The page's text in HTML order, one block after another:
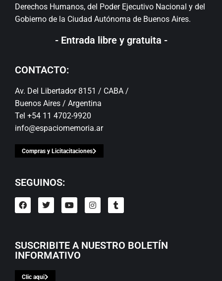
Derechos Humanos, del Poder Ejecutivo Nacional y del
Gobierno de la Ciudad Autónoma de Buenos Aires.
- Entrada libre y gratuita -
CONTACTO:
Av. Del Libertador 8151 / CABA /
Buenos Aires / Argentina
Tel +54 11 4702-9920
info@espaciomemoria.ar
Compras y Licitacitaciones
SEGUINOS:
SUSCRIBITE A NUESTRO BOLETÍN
INFORMATIVO
Clic aqui